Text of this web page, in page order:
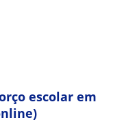
escolar em